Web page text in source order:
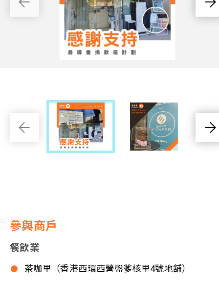
參與商戶
餐飲業
茶咖里（香港西環西營盤爹核里4號地舖）